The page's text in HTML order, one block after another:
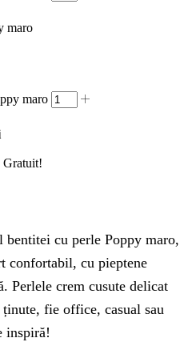
maro
maro
Gratuit!
bentitei cu perle Poppy maro,
confortabil, cu pieptene
Perlele crem cusute delicat
fie office, casual sau
inspiră!